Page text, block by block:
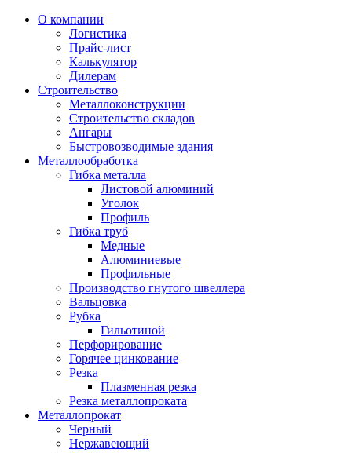
О компании
Логистика
Прайс-лист
Калькулятор
Дилерам
Строительство
Металлоконструкции
Строительство складов
Ангары
Быстровозводимые здания
Металлообработка
Гибка металла
Листовой алюминий
Уголок
Профиль
Гибка труб
Медные
Алюминиевые
Профильные
Производство гнутого швеллера
Вальцовка
Рубка
Гильотиной
Перфорирование
Горячее цинкование
Резка
Плазменная резка
Резка металлопроката
Металлопрокат
Черный
Нержавеющий